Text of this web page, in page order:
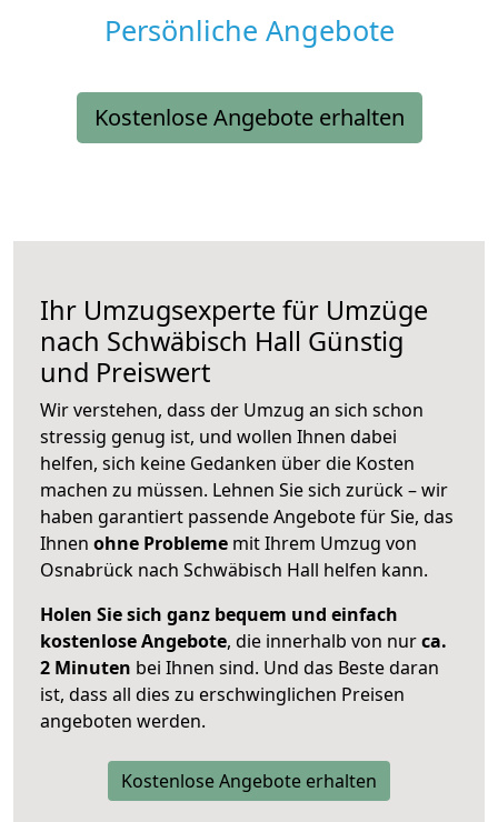
Persönliche Angebote
Kostenlose Angebote erhalten
Ihr Umzugsexperte für Umzüge
nach Schwäbisch Hall Günstig
und Preiswert
Wir verstehen, dass der Umzug an sich schon
stressig genug ist, und wollen Ihnen dabei
helfen, sich keine Gedanken über die Kosten
machen zu müssen. Lehnen Sie sich zurück – wir
haben garantiert passende Angebote für Sie, das
Ihnen ohne Probleme mit Ihrem Umzug von
Osnabrück nach Schwäbisch Hall helfen kann.
Holen Sie sich ganz bequem und einfach
kostenlose Angebote, die innerhalb von nurca.
2 Minuten bei Ihnen sind. Und das Beste daran
ist, dass all dies zu erschwinglichen Preisen
angeboten werden.
Kostenlose Angebote erhalten